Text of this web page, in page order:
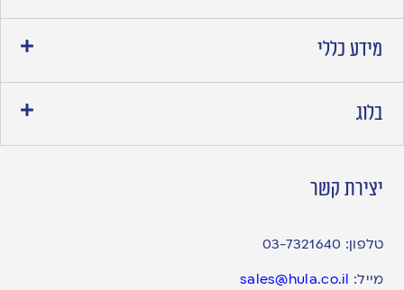
מידע כללי
בלוג
יצירת קשר
טלפון: 03-7321640
מייל: sales@hula.co.il